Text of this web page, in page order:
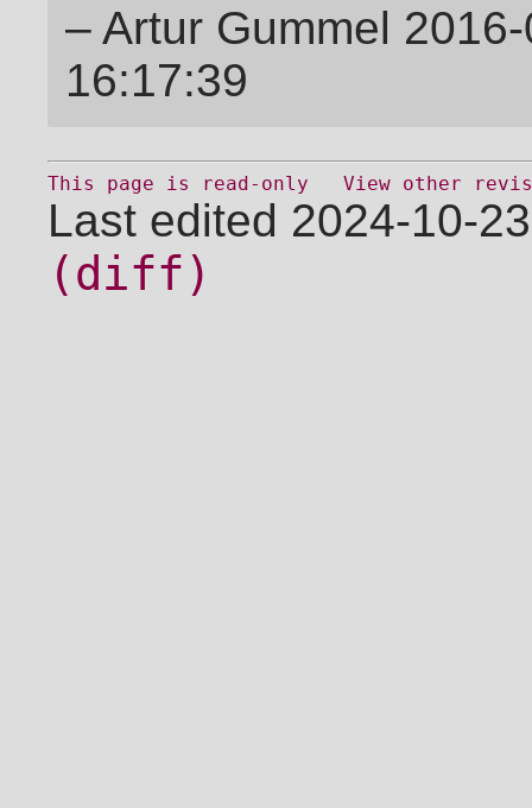
– Artur Gummel
16:17:39
This page is read-only View other
Last edited 2024-10-
(diff)